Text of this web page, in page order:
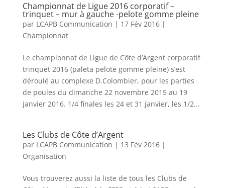
Championnat de Ligue 2016 corporatif –
trinquet – mur à gauche -pelote gomme pleine
par LCAPB Communication | 17 Fév 2016|
Championnat
Le championnat de Ligue de Côte d’Argent corporatif
trinquet 2016 (paleta pelote gomme pleine) s’est
déroulé au complexe D.Colombier, pour les parties
de poules du dimanche 22 novembre 2015 au 19
janvier 2016. 1/4 finales les 24 et 31 janvier, les 1/2...
Les Clubs de Côte d’Argent
par LCAPB Communication | 13 Fév 2016|
Organisation
Vous trouverez aussi la liste de tous les Clubs de